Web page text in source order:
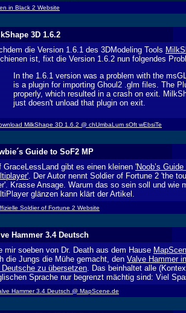
in Black 2 Website
3D 1.6.2
die Version 1.6.1 des 3DModeling Tools
ist, fixt die Version 1.6.2 nun folgendes
In the 1.6.1 version was a problem with the
is a plugin for importing Ghoul2 .glm files. The
properly, which resulted in a crash on exit.
just doesn't unload that plugin on exit.
MilkShape 3D 1.6.2 @ chUmbaLum sOft wEbsiTe
Guide to SoF2 MP
GraceLessLand gibt es einen kleinen'Noob’s
. Der Autor nennt Soldier of Fortune 2 'the
Krasse Ansage. Warum das so sein soll und wie
glänzen kann klärt der Artikel.
Soldier of Fortune 2 Website
Hammer 3.4 Deutsch
mir soeben von Dr. Death aus dem Hause
die Jungs die Mühe gemacht, denValve Hammer
zu übersetzen. Das beinhaltet alle
Sprache nur begrenzt mächtig sind: Viel
Hammer 3.4 Deutsch @ MapScene.de